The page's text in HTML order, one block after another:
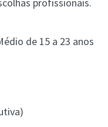
de 15 a 23 anos